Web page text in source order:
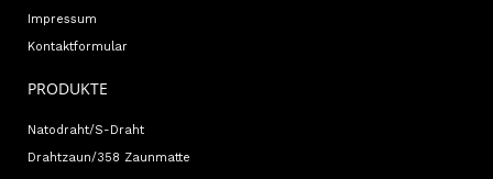
Impressum
Kontaktformular
PRODUKTE
Natodraht/S-Draht
Drahtzaun/358 Zaunmatte